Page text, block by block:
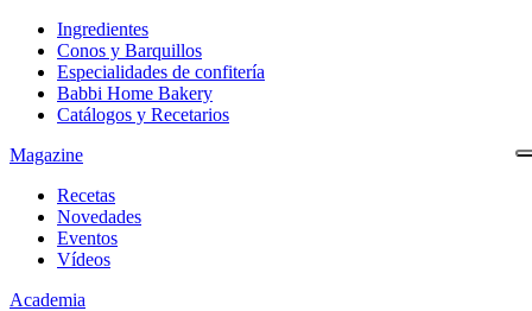
Ingredientes
Conos y Barquillos
Especialidades de confitería
Babbi Home Bakery
Catálogos y Recetarios
Magazine
Recetas
Novedades
Eventos
Vídeos
Academia